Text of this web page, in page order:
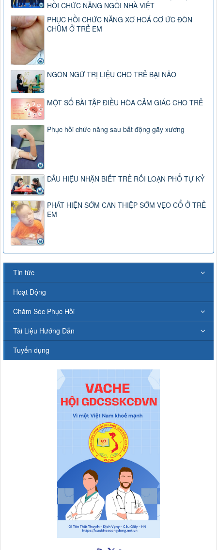
HỒI CHỨC NĂNG NGÔI NHÀ VIỆT
PHỤC HỒI CHỨC NĂNG XƠ HOÁ CƠ ỨC ĐÒN
CHŨM Ở TRẺ EM
NGÔN NGỮ TRỊ LIỆU CHO TRẺ BẠI NÃO
MỘT SỐ BÀI TẬP ĐIỀU HÒA CẢM GIÁC CHO TRẺ
Phục hồi chức năng sau bất động gãy xương
DẤU HIỆU NHẬN BIẾT TRẺ RỐI LOẠN PHỔ TỰ KỶ
PHÁT HIỆN SỚM CAN THIỆP SỚM VẸO CỔ Ở TRẺ
EM
Tin tức
Hoạt Động
Chăm Sóc Phục Hồi
Tài Liệu Hướng Dẫn
Tuyển dụng